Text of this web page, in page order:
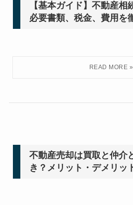
【基本ガイド】不動産相
必要書類、税金、費用を
不動産売却は買取と仲介
き？メリット・デメリッ